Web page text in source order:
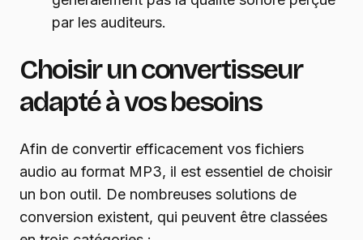
par les auditeurs.
Choisir un convertisseur
adapté à vos besoins
Afin de convertir efficacement vos fichiers
audio au format MP3, il est essentiel de choisir
un bon outil. De nombreuses solutions de
conversion existent, qui peuvent être classées